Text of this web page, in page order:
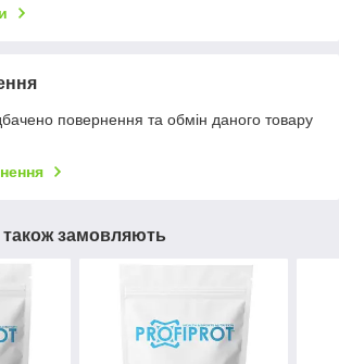
повернення та обмін даного товару
замовляють